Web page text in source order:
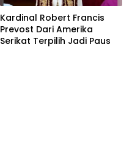
Kardinal Robert Francis
Prevost Dari Amerika
Serikat Terpilih Jadi Paus